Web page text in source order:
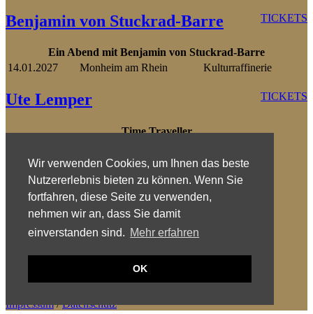
Wir verwenden Cookies, um Ihnen das beste
Nutzererlebnis bieten zu können. Wenn Sie
fortfahren, diese Seite zu verwenden,
nehmen wir an, dass Sie damit
einverstanden sind. Mehr erfahren
OK
TICKETS
Benjamin von Stuckrad-Barre
Ein Abend mit Benjamin von Stuckrad-Barre
14.01.2027
Monheim am Rhein Kulturraffinerie
TICKETS
Ute Lemper
Time Traveller
21.12.2026 Finsterwalde
Kulturweberei
„Rendezvous with Marlene“
19.12.2026
Mülheim a.d.
Ruhr
Stadthalle
Impressum/Datenschutz